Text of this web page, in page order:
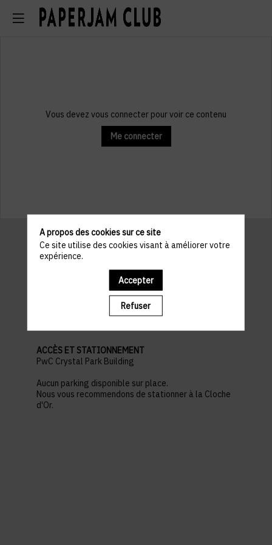
Vous devez vous connecter pour voir ce contenu
Me connecter
Informations
pratiques
ACCÈS ET STATIONNEMENT
PwC Crystal Park Building
Aucun parking disponible sur place.
Nous vous recommendons de stationner à la Cloche
d'Or.
A propos des cookies sur ce site
Ce site utilise des cookies visant à améliorer votre
expérience.
Accepter
Refuser